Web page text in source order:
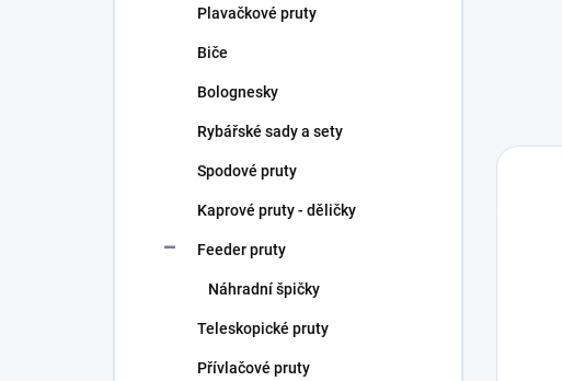
Plavačkové pruty
Biče
Bolognesky
Rybářské sady a sety
Spodové pruty
Kaprové pruty - děličky
Feeder pruty
Náhradní špičky
Teleskopické pruty
Přívlačové pruty